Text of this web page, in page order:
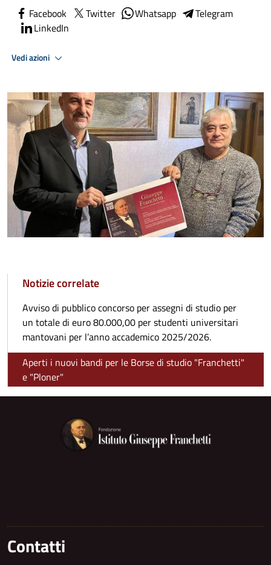
Facebook Twitter Whatsapp
Telegram
LinkedIn
Vedi azioni
Notizie correlate
Avviso di pubblico concorso per assegni di studio per
un totale di euro 80.000,00 per studenti universitari
mantovani per l’anno accademico 2025/2026.
Aperti i nuovi bandi per le Borse di studio "Franchetti"
e "Ploner"
Contatti